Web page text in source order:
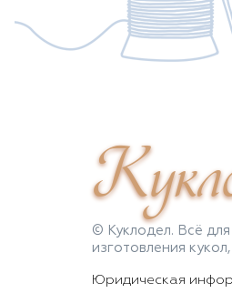
© Куклодел. Всё для
изготовления
Юридическая